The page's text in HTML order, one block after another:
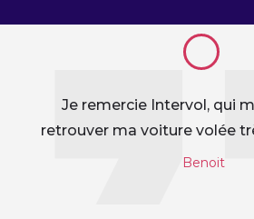
Je remercie Intervol, qui
retrouver ma voiture volée
Benoit